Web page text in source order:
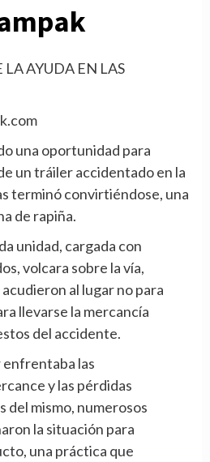
AYUDA EN LAS
una oportunidad para
un tráiler accidentado en la
terminó convirtiéndose, una
de rapiña.
unidad, cargada con
volcara sobre la vía,
al lugar no para
llevarse la mercancía
del accidente.
las
y las pérdidas
del mismo, numerosos
la situación para
una práctica que